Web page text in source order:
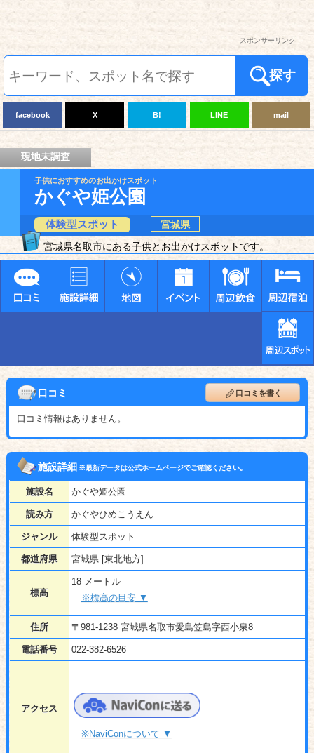
スポンサーリンク
探す
facebook X B! LINE mail
現地未調査
子供におすすめのお出かけスポット
かぐや姫公園
体験型スポット
宮城県
宮城県名取市にある子供とお出かけスポットです。
口コミ 口コミを書く
口コミ情報はありません。
施設詳細※最新データは公式ホームページでご確認ください。
施設名 かぐや姫公園
読み方 かぐやひめこうえん
ジャンル 体験型スポット
都道府県 宮城県 [東北地方]
標高
18 メートル
※標高の目安 ▼
住所 〒981-1238 宮城県名取市愛島笠島字西小泉8
電話番号 022-382-6526
アクセス
※NaviConについて ▼